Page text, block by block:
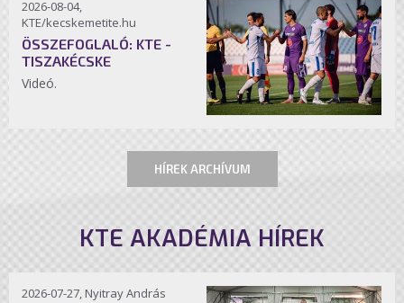
2026-08-04,
KTE/kecskemetite.hu
ÖSSZEFOGLALÓ: KTE -
TISZAKÉCSKE
Videó.
HÍREK ARCHÍVUM
KTE AKADÉMIA HÍREK
2026-07-27, Nyitray András